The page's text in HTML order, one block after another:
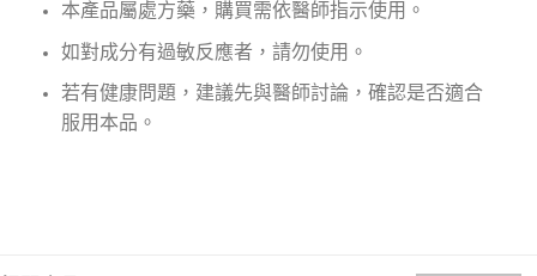
本產品屬處方藥，購買需依醫師指示使用。
如對成分有過敏反應者，請勿使用。
若有健康問題，建議先與醫師討論，確認是否適合
服用本品。